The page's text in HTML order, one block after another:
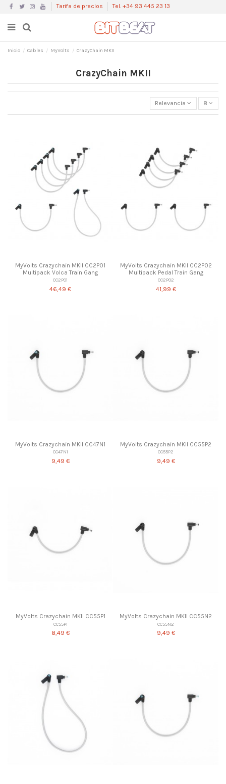
Tarifa de precios Tel. +34 93 445 23 13
Inicio Cables MyVolts CrazyChain MKII
CrazyChain MKII
Relevancia 8
MyVolts Crazychain MKII CC2P01
Multipack Volca Train Gang
CC2P01
46,49 €
MyVolts Crazychain MKII CC2P02
Multipack Pedal Train Gang
CC2P02
41,99 €
MyVolts Crazychain MKII CC47N1
CC47N1
9,49 €
MyVolts Crazychain MKII CC55P2
CC55P2
9,49 €
MyVolts Crazychain MKII CC55P1
CC55P1
8,49 €
MyVolts Crazychain MKII CC55N2
CC55N2
9,49 €